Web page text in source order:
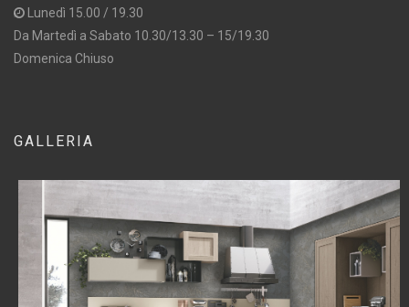
Lunedì 15.00 / 19.30
Da Martedì a Sabato 10.30/13.30 – 15/19.30
Domenica Chiuso
GALLERIA